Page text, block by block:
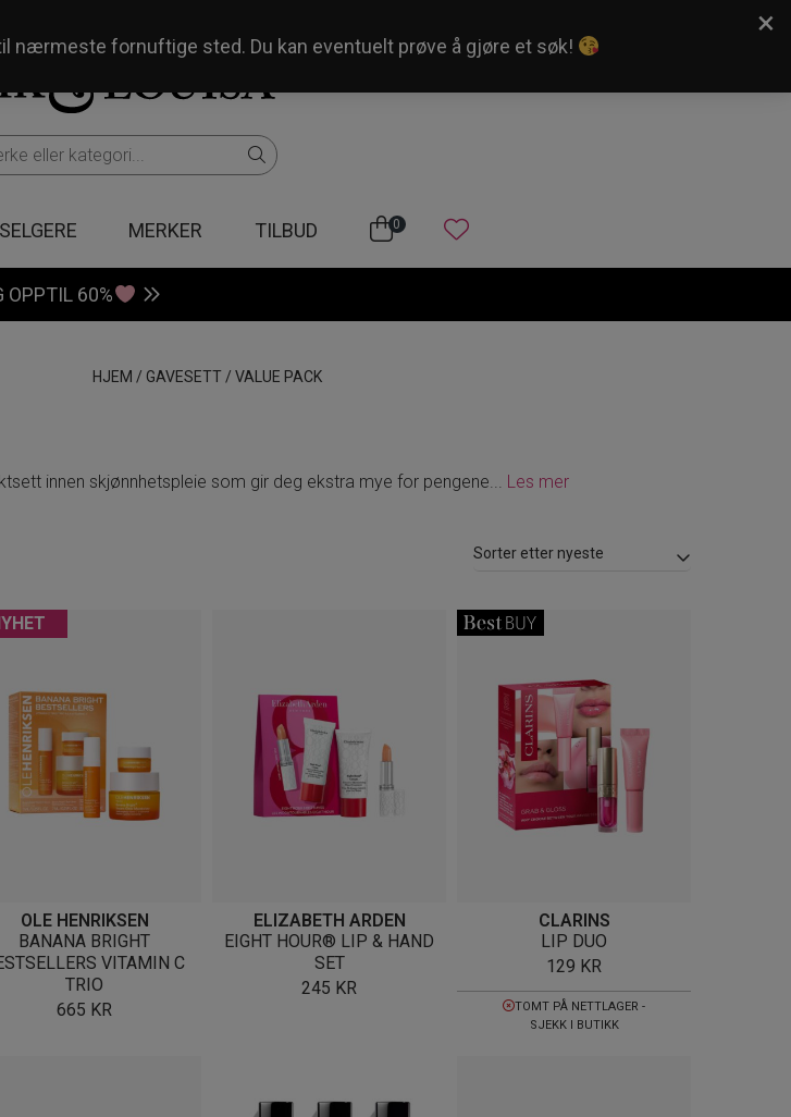
MERKER TILBUD 0
OPPTIL 60%
HJEM / GAVESETT/ VALUE PACK
innen skjønnhetspleie som gir deg ekstra mye for pengene... Les mer
OLE HENRIKSEN
BANANA BRIGHT
VITAMIN C
TRIO
665 KR
ELIZABETH ARDEN
EIGHT HOUR® LIP & HAND
SET
245 KR
CLARINS
LIP DUO
129 KR
TOMT PÅ NETTLAGER -
SJEKK I BUTIKK
×
nærmeste fornuftige sted. Du kan eventuelt prøve å gjøre et søk!